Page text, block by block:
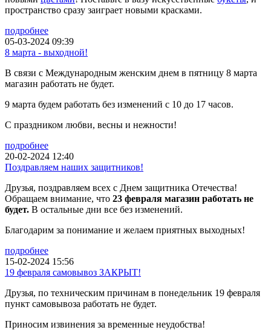
пространство сразу заиграет новыми красками.
подробнее
05-03-2024 09:39
8 марта - выходной!
В связи с Международным женским днем в пятницу 8 марта
магазин работать не будет.
9 марта будем работать без изменений с 10 до 17 часов.
С праздником любви, весны и нежности!
подробнее
20-02-2024 12:40
Поздравляем наших защитников!
Друзья, поздравляем всех с Днем защитника Отечества!
Обращаем внимание, что 23 февраля магазин работать не
будет. В остальные дни все без изменений.
Благодарим за понимание и желаем приятных выходных!
подробнее
15-02-2024 15:56
19 февраля самовывоз ЗАКРЫТ!
Друзья, по техническим причинам в понедельник 19 февраля
пункт самовывоза работать не будет.
Приносим извинения за временные неудобства!